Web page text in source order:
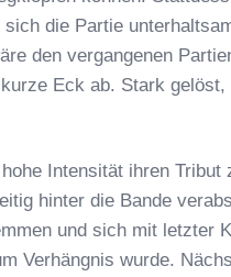
die Partie
den vergangenen
Eck ab. Stark
Intensität ihren
hinter die Bande
und sich mit letzter
Verhängnis wurde.